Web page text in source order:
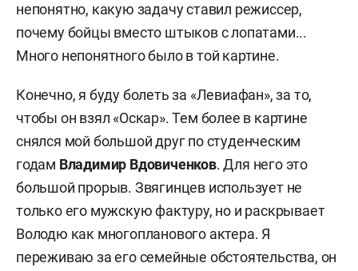
непонятно, какую задачу ставил режиссер,
почему бойцы вместо штыков с лопатами...
Много непонятного было в той картине.
Конечно, я буду болеть за «Левиафан», за то,
чтобы он взял «Оскар». Тем более в картине
снялся мой большой друг по студенческим
годам Владимир Вдовиченков. Для него это
большой прорыв. Звягинцев использует не
только его мужскую фактуру, но и раскрывает
Володю как многопланового актера. Я
переживаю за его семейные обстоятельства, он